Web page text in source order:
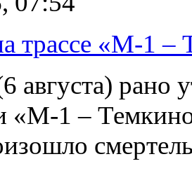
трассе «М-1 –
августа) рано
«М-1 –